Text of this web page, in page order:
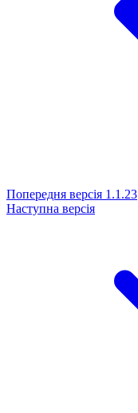
Попередня версія 1.1.23
Наступна версія